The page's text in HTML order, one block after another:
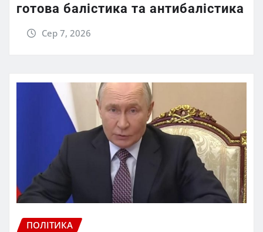
готова балістика та антибалістика
Сер 7, 2026
ПОЛІТИКА